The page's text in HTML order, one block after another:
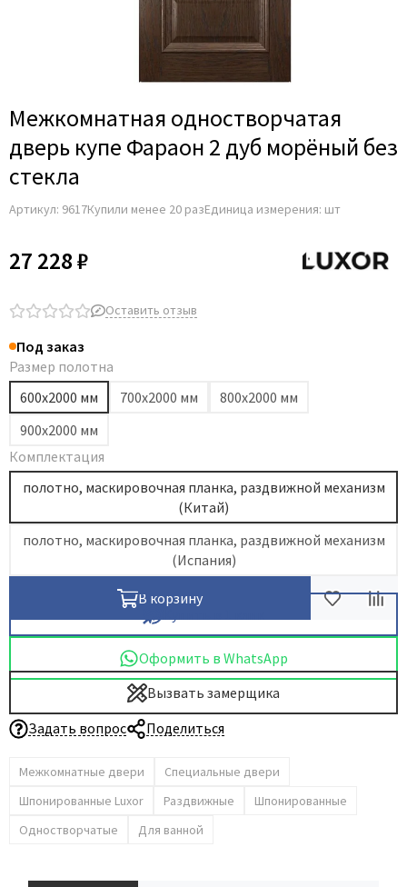
Aldeghi Luigi
Archie
Armadillo
Aurum Doors
Bravo
Comaglio
Comit
Covali
Dircode
Eclisse
El Porta
Fimet
GlassTur
Hausdoors
Kapelli
Межкомнатная одностворчатая
дверь купе Фараон 2 дуб морёный без
стекла
Артикул: 9617Купили менее 20 разЕдиница измерения: шт
27 228 ₽
Оставить отзыв
Под заказ
Размер полотна
600х2000 мм
700х2000 мм
800х2000 мм
900х2000 мм
Комплектация
полотно, маскировочная планка, раздвижной механизм
(Китай)
полотно, маскировочная планка, раздвижной механизм
(Испания)
В корзину
Оформить в WhatsApp
Вызвать замерщика
Задать вопрос
Поделиться
Межкомнатные двери
Специальные двери
Шпонированные Luxor
Раздвижные
Шпонированные
Одностворчатые
Для ванной